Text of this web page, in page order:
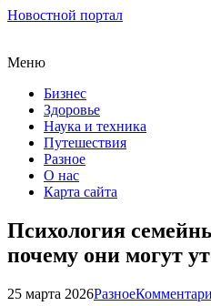
Новостной портал
Меню
Бизнес
Здоровье
Наука и техника
Путешествия
Разное
О нас
Карта сайта
Психология
почему они могут
25 марта 2026Разное